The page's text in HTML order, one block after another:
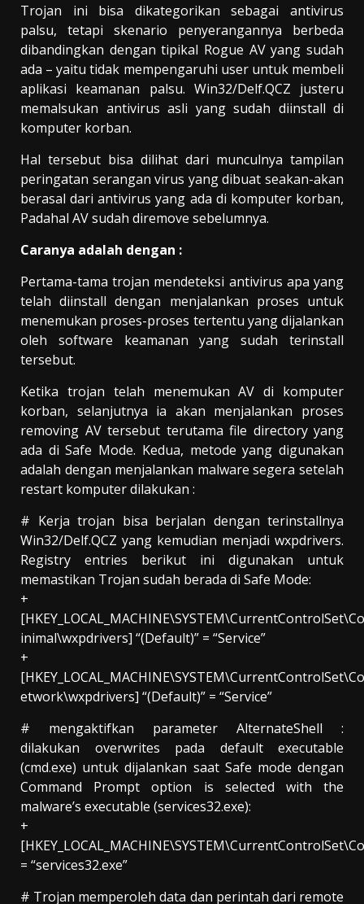
Trojan ini bisa dikategorikan sebagai antivirus
palsu, tetapi skenario penyerangannya berbeda
dibandingkan dengan tipikal Rogue AV yang sudah
ada – yaitu tidak mempengaruhi user untuk membeli
aplikasi keamanan palsu. Win32/Delf.QCZ justeru
memalsukan antivirus asli yang sudah diinstall di
komputer korban.
Hal tersebut bisa dilihat dari munculnya tampilan
peringatan serangan virus yang dibuat seakan-akan
berasal dari antivirus yang ada di komputer korban,
Padahal AV sudah diremove sebelumnya.
Caranya adalah dengan :
Pertama-tama trojan mendeteksi antivirus apa yang
telah diinstall dengan menjalankan proses untuk
menemukan proses-proses tertentu yang dijalankan
oleh software keamanan yang sudah terinstall
tersebut.
Ketika trojan telah menemukan AV di komputer
korban, selanjutnya ia akan menjalankan proses
removing AV tersebut terutama file directory yang
ada di Safe Mode. Kedua, metode yang digunakan
adalah dengan menjalankan malware segera setelah
restart komputer dilakukan :
# Kerja trojan bisa berjalan dengan terinstallnya
Win32/Delf.QCZ yang kemudian menjadi wxpdrivers.
Registry entries berikut ini digunakan untuk
memastikan Trojan sudah berada di Safe Mode:
+
inimal\wxpdrivers] “(Default)” = “Service”
+
etwork\wxpdrivers] “(Default)” = “Service”
# mengaktifkan parameter AlternateShell :
dilakukan overwrites pada default executable
(cmd.exe) untuk dijalankan saat Safe mode dengan
Command Prompt option is selected with the
malware’s executable (services32.exe):
+
= “services32.exe”
# Trojan memperoleh data dan perintah dari remote